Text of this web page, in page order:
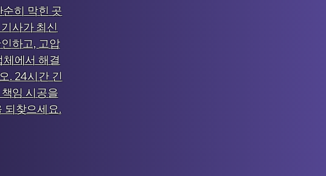
히 막힌 곳
사가 최신
하고, 고압
에서 해결
. 24시간 긴
임 시공을
되찾으세요.